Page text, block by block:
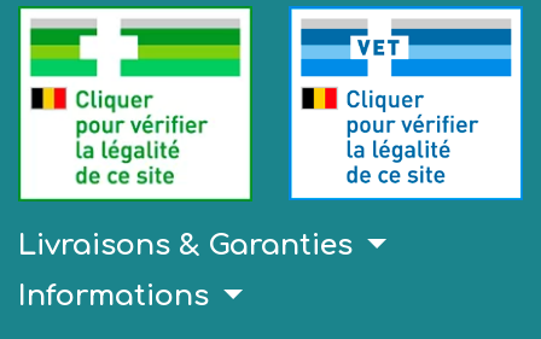
Livraisons & Garanties
Informations